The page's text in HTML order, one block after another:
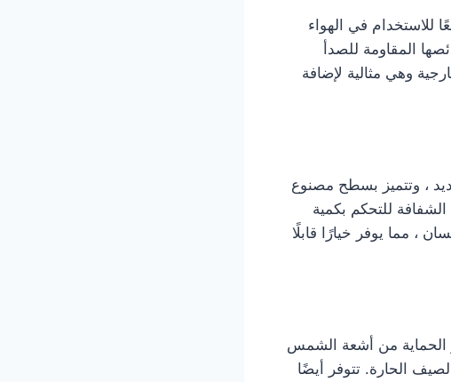
للاستخدام في الهواء
المقاومة للصدأ
وهي مثالية لإضافة
، وتتميز بسطح مصنوع
للتحكم بكمية
، مما يوفر خيارًا قابلًا
الحماية من أشعة الشمس
الحارة. تتوفر أيضًا